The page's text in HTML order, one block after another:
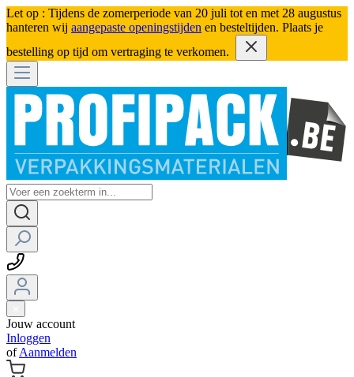
Let op : Tijdens de zomerperiode van 20 juli tot en met 28 augustus
hanteren wij aangepaste openingstijden en besteltijden. Plaats je
bestelling op tijd om vertraging te verkomen.
Jouw account
Inloggen
ofAanmelden